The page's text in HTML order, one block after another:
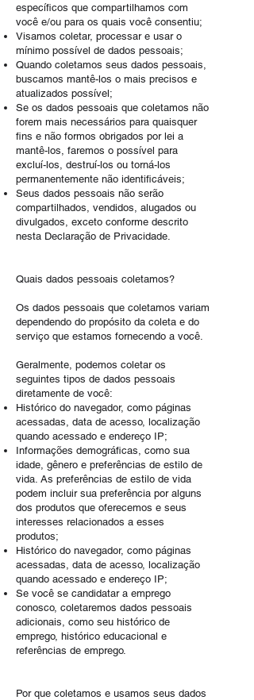
específicos que compartilhamos com
você e/ou para os quais você consentiu;
Visamos coletar, processar e usar o
mínimo possível de dados pessoais;
Quando coletamos seus dados pessoais,
buscamos mantê-los o mais precisos e
atualizados possível;
Se os dados pessoais que coletamos não
forem mais necessários para quaisquer
fins e não formos obrigados por lei a
mantê-los, faremos o possível para
excluí-los, destruí-los ou torná-los
permanentemente não identificáveis;
Seus dados pessoais não serão
compartilhados, vendidos, alugados ou
divulgados, exceto conforme descrito
nesta Declaração de Privacidade.
Quais dados pessoais coletamos?
Os dados pessoais que coletamos variam
dependendo do propósito da coleta e do
serviço que estamos fornecendo a você.
Geralmente, podemos coletar os
seguintes tipos de dados pessoais
diretamente de você:
Histórico do navegador, como páginas
acessadas, data de acesso, localização
quando acessado e endereço IP;
Informações demográficas, como sua
idade, gênero e preferências de estilo de
vida. As preferências de estilo de vida
podem incluir sua preferência por alguns
dos produtos que oferecemos e seus
interesses relacionados a esses
produtos;
Histórico do navegador, como páginas
acessadas, data de acesso, localização
quando acessado e endereço IP;
Se você se candidatar a emprego
conosco, coletaremos dados pessoais
adicionais, como seu histórico de
emprego, histórico educacional e
referências de emprego.
Por que coletamos e usamos seus dados